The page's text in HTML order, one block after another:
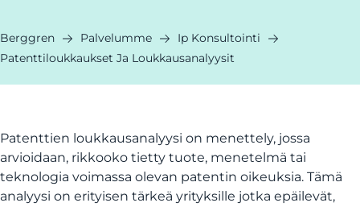
Berggren Palvelumme
Ip Konsultointi
Patenttiloukkaukset Ja Loukkausanalyysit
Patenttien loukkausanalyysi on menettely, jossa
arvioidaan, rikkooko tietty tuote, menetelmä tai
teknologia voimassa olevan patentin oikeuksia. Tämä
analyysi on erityisen tärkeä yrityksille jotka epäilevät,